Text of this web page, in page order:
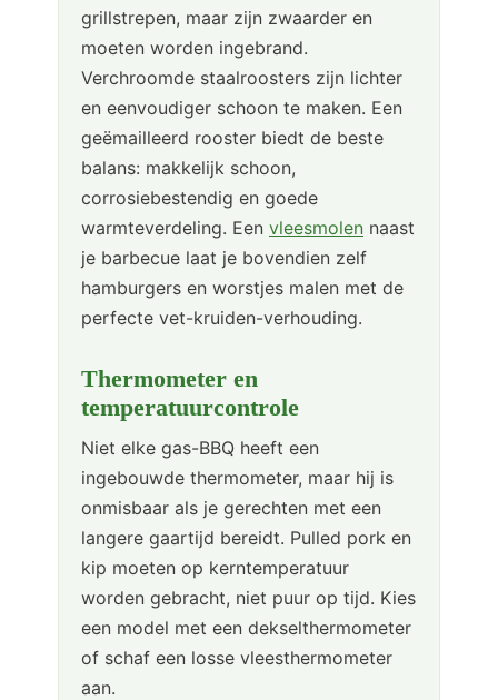
grillstrepen, maar zijn zwaarder en
moeten worden ingebrand.
Verchroomde staalroosters zijn lichter
en eenvoudiger schoon te maken. Een
geëmailleerd rooster biedt de beste
balans: makkelijk schoon,
corrosiebestendig en goede
warmteverdeling. Een vleesmolen naast
je barbecue laat je bovendien zelf
hamburgers en worstjes malen met de
perfecte vet-kruiden-verhouding.
Thermometer en
temperatuurcontrole
Niet elke gas-BBQ heeft een
ingebouwde thermometer, maar hij is
onmisbaar als je gerechten met een
langere gaartijd bereidt. Pulled pork en
kip moeten op kerntemperatuur
worden gebracht, niet puur op tijd. Kies
een model met een dekselthermometer
of schaf een losse vleesthermometer
aan.